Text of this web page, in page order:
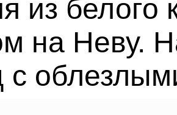
из белого
на Неву.
с